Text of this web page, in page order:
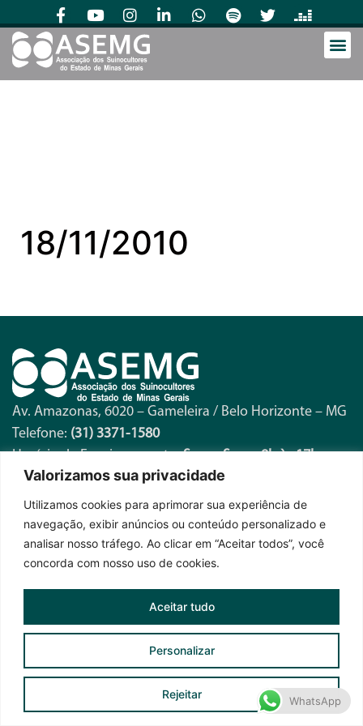
Valorizamos sua privacidade
Utilizamos cookies para aprimorar sua experiência de
navegação, exibir anúncios ou conteúdo personalizado e
analisar nosso tráfego. Ao clicar em “Aceitar todos”, você
concorda com nosso uso de cookies.
Personalizar
Rejeitar
Aceitar tudo
18/11/2010
Av. Amazonas, 6020 – Gameleira / Belo Horizonte – MG
Telefone: (31) 3371-1580
Horário de Funcionamento:Seg. a Sex. – 8h às 17h
Fique por dentro das novidades
Assinar News ASEMG
WhatsApp